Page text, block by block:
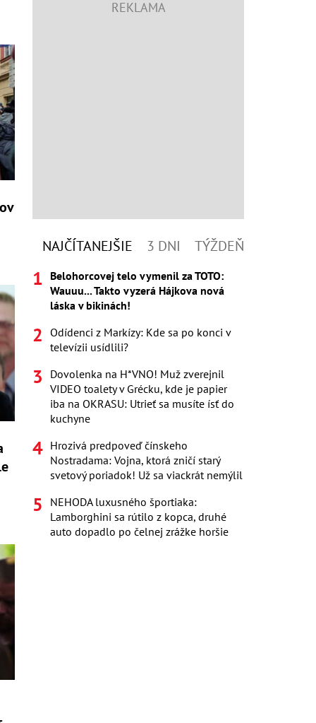
NAJČÍTANEJŠIE 3 DNI TÝŽDEŇ
Belohorcovej telo vymenil za TOTO:
Wauuu... Takto vyzerá Hájkova nová
láska v bikinách!
Odídenci z Markízy: Kde sa po konci v
televízii usídlili?
Dovolenka na H*VNO! Muž zverejnil
VIDEO toalety v Grécku, kde je papier
iba na OKRASU: Utrieť sa musíte ísť do
kuchyne
Hrozivá predpoveď čínskeho
Nostradama: Vojna, ktorá zničí starý
svetový poriadok! Už sa viackrát nemýlil
NEHODA luxusného športiaka:
Lamborghini sa rútilo z kopca, druhé
auto dopadlo po čelnej zrážke horšie